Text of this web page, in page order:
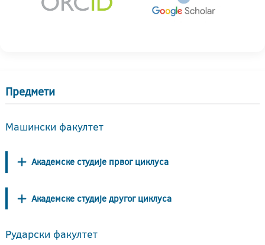
Предмети
Машински факултет
Академске студије првог циклуса
Академске студије другог циклуса
Рударски факултет